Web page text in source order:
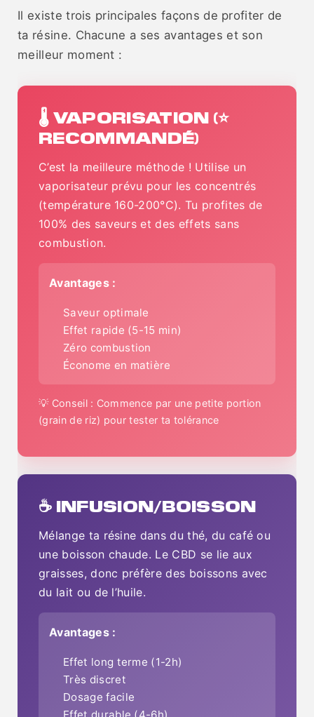
Il existe trois principales façons de profiter de
ta résine. Chacune a ses avantages et son
meilleur moment :
🌡️ VAPORISATION (⭐
RECOMMANDÉ)
C’est la meilleure méthode ! Utilise un
vaporisateur prévu pour les concentrés
(température 160-200°C). Tu profites de
100% des saveurs et des effets sans
combustion.
Avantages :
Saveur optimale
Effet rapide (5-15 min)
Zéro combustion
Économe en matière
💡 Conseil : Commence par une petite portion
(grain de riz) pour tester ta tolérance
☕ INFUSION/BOISSON
Mélange ta résine dans du thé, du café ou
une boisson chaude. Le CBD se lie aux
graisses, donc préfère des boissons avec
du lait ou de l’huile.
Avantages :
Effet long terme (1-2h)
Très discret
Dosage facile